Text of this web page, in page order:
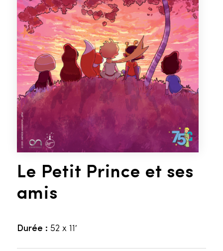
Le Petit Prince et ses
amis
Durée : 52 x 11′